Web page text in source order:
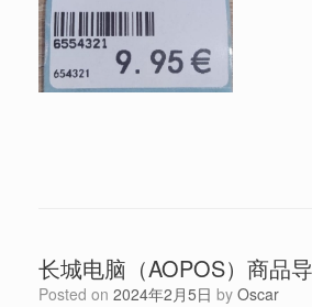
长城电脑（AOPOS）商品
Posted on 2024年2月5日 by Oscar